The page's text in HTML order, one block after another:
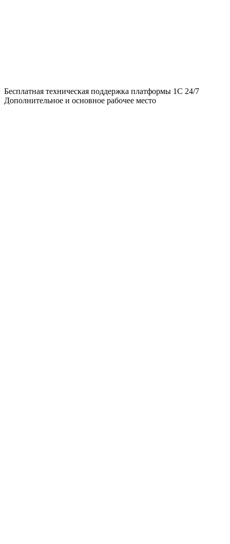
Бесплатная техническая поддержка платформы 1С 24/7
Дополнительное и основное рабочее место